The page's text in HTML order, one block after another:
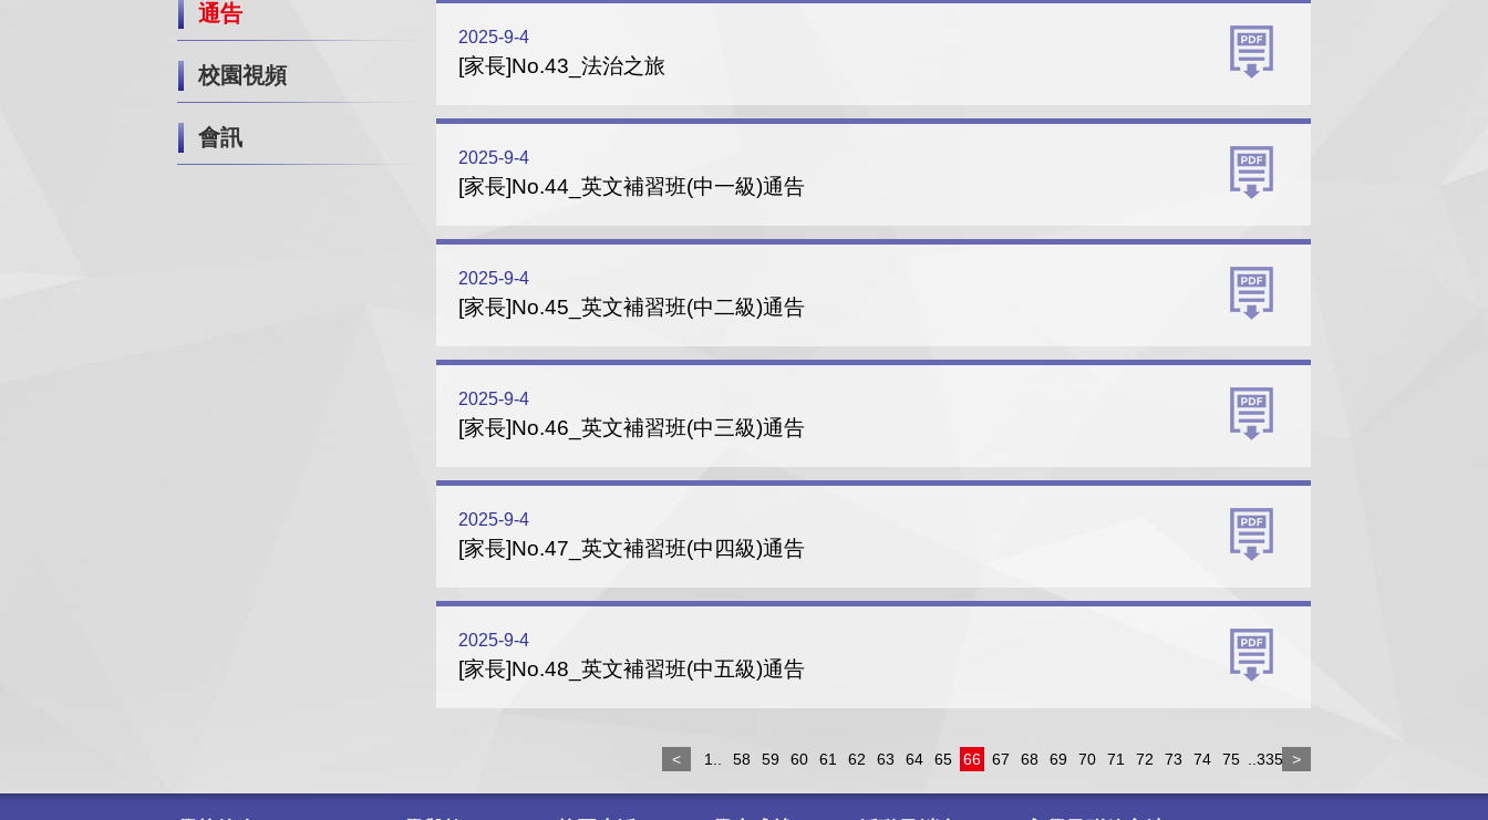
通告
校園視頻
會訊
2025-9-4
[家長]No.43_法治之旅
2025-9-4
[家長]No.44_英文補習班(中一級)通告
2025-9-4
[家長]No.45_英文補習班(中二級)通告
2025-9-4
[家長]No.46_英文補習班(中三級)通告
2025-9-4
[家長]No.47_英文補習班(中四級)通告
2025-9-4
[家長]No.48_英文補習班(中五級)通告
< 1.. 58 59 60 61 62 63 64 65 66 67 68 69 70 71 72 73 74 75 ..335 >